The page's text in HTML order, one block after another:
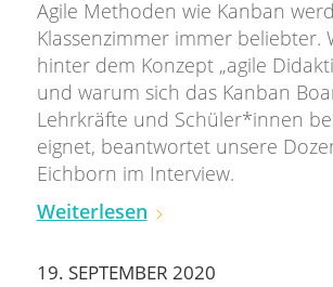
Agile Methoden wie Kanban
Klassenzimmer immer beliebter.
hinter dem Konzept „agile
und warum sich das Kanban
Lehrkräfte und Schüler*innen
eignet, beantwortet unsere
Eichborn im Interview.
Weiterlesen
19. SEPTEMBER 2020